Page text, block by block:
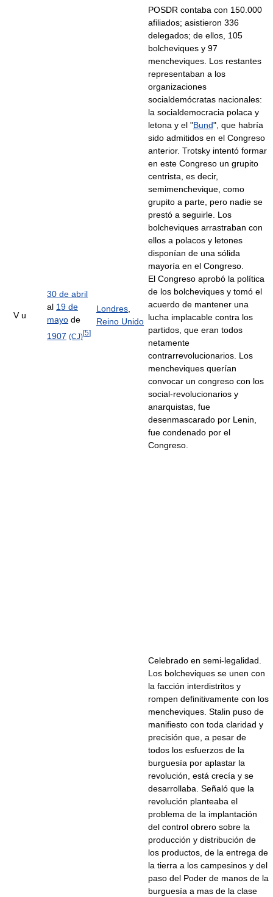
V u
30 de abril
al 19 de
mayo de
1907 (CJ)[5]
Londres
Reino Unido
POSDR contaba con 150.000
afiliados; asistieron 336
delegados; de ellos, 105
bolcheviques y 97
mencheviques. Los restantes
representaban a los
organizaciones
socialdemócratas nacionales:
la socialdemocracia polaca y
letona y el "Bund", que habría
sido admitidos en el Congreso
anterior. Trotsky intentó formar
en este Congreso un grupito
centrista, es decir,
semimenchevique, como
grupito a parte, pero nadie se
prestó a seguirle. Los
bolcheviques arrastraban con
ellos a polacos y letones
disponían de una sólida
mayoría en el Congreso.
El Congreso aprobó la política
de los bolcheviques y tomó el
acuerdo de mantener una
lucha implacable contra los
partidos, que eran todos
netamente
contrarrevolucionarios. Los
mencheviques querían
convocar un congreso con los
social-revolucionarios y
anarquistas, fue
desenmascarado por Lenin,
fue condenado por el
Congreso.
Celebrado en semi-legalidad.
Los bolcheviques se unen con
la facción interdistritos y
rompen definitivamente con los
mencheviques. Stalin puso de
manifiesto con toda claridad y
precisión que, a pesar de
todos los esfuerzos de la
burguesía por aplastar la
revolución, está crecía y se
desarrollaba. Señaló que la
revolución planteaba el
problema de la implantación
del control obrero sobre la
producción y distribución de
los productos, de la entrega de
la tierra a los campesinos y del
paso del Poder de manos de la
burguesía a mas de la clase